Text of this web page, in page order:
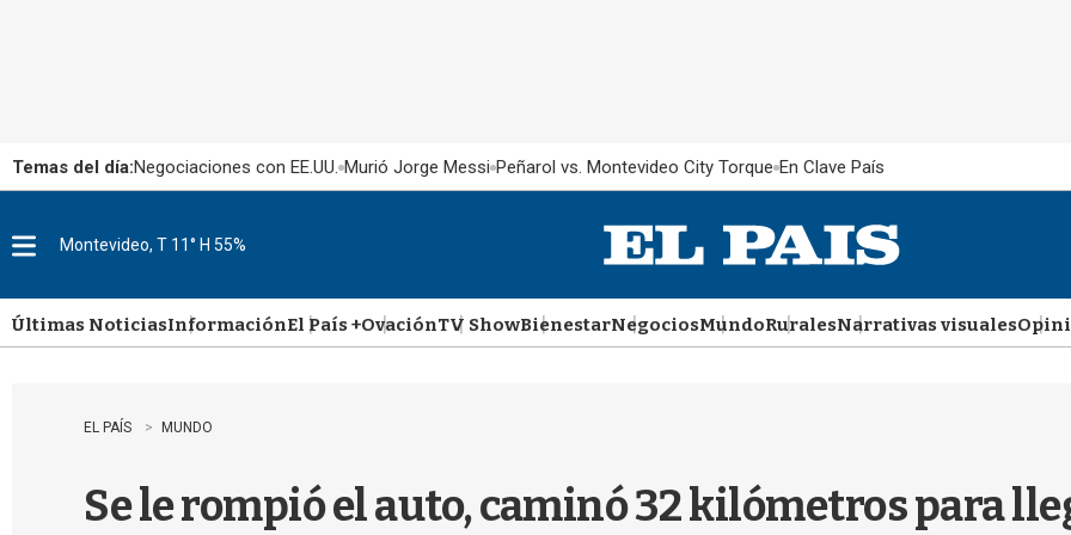
Temas del día:Negociaciones con EE.UU. Murió Jorge Messi Peñarol vs. Montevideo City Torque En Clave País
u
Montevideo, T 11° H 55%
Últimas NoticiasInformaciónEl País +OvaciónTV ShowBienestarNegociosMundoRuralesNarrativas visuales
EL PAÍS MUNDO
Se le rompió el auto, caminó 32 kilómetros para